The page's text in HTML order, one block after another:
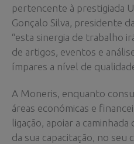
pertencente à prestigiada
Gonçalo Silva, presidente
“esta sinergia de trabalho
de artigos, eventos e
ímpares a nível de
A Moneris, enquanto
áreas económicas e
ligação, apoiar a
da sua capacitação, no seu